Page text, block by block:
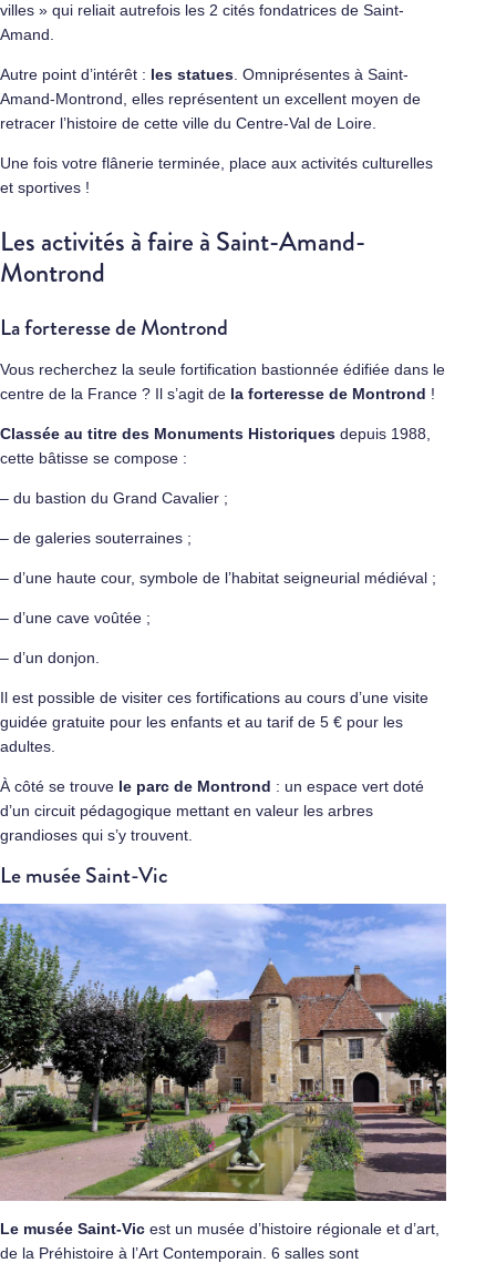
villes » qui reliait autrefois les 2 cités fondatrices de Saint-
Amand.
Autre point d’intérêt : les statues . Omniprésentes à Saint-
Amand-Montrond, elles représentent un excellent moyen de
retracer l’histoire de cette ville du Centre-Val de Loire.
Une fois votre flânerie terminée, place aux activités culturelles
et sportives !
Les activités à faire à Saint-Amand-
Montrond
La forteresse de Montrond
Vous recherchez la seule fortification bastionnée édifiée dans le
centre de la France ? Il s’agit de la forteresse de Montrond !
Classée au titre des Monuments Historiques depuis 1988,
cette bâtisse se compose :
– du bastion du Grand Cavalier ;
– de galeries souterraines ;
– d’une haute cour, symbole de l’habitat seigneurial médiéval ;
– d’une cave voûtée ;
– d’un donjon.
Il est possible de visiter ces fortifications au cours d’une visite
guidée gratuite pour les enfants et au tarif de 5 € pour les
adultes.
À côté se trouve le parc de Montrond : un espace vert doté
d’un circuit pédagogique mettant en valeur les arbres
grandioses qui s’y trouvent.
Le musée Saint-Vic
Le musée Saint-Vic est un musée d’histoire régionale et d’art,
de la Préhistoire à l’Art Contemporain. 6 salles sont